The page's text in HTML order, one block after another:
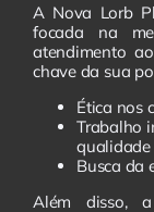
A Nova Lorb
focada na
atendimento
chave da sua
Ética nos
Trabalho
qualidade
Busca da
Além disso,